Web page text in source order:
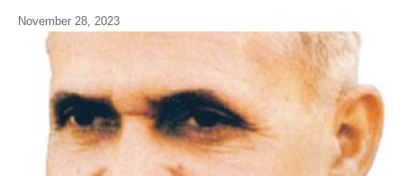
November 28, 2023